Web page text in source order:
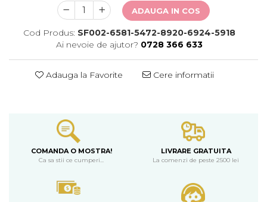
ADAUGA IN COS
Cod Produs: SF002-6581-5472-8920-6924-5918
Ai nevoie de ajutor? 0728 366 633
Adauga la Favorite Cere informatii
COMANDA O MOSTRA!
Ca sa stii ce cumperi...
LIVRARE GRATUITA
La comenzi de peste 2500 lei